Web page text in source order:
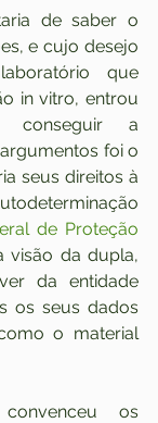
de saber o
e cujo desejo
que
in vitro, entrou
conseguir a
foi o
seus direitos à
de Proteção
visão da dupla,
da entidade
os seus dados
o material
os